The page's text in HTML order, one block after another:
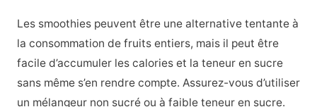
Les smoothies peuvent être une alternative tentante à
la consommation de fruits entiers, mais il peut être
facile d’accumuler les calories et la teneur en sucre
sans même s’en rendre compte. Assurez-vous d’utiliser
un mélangeur non sucré ou à faible teneur en sucre.